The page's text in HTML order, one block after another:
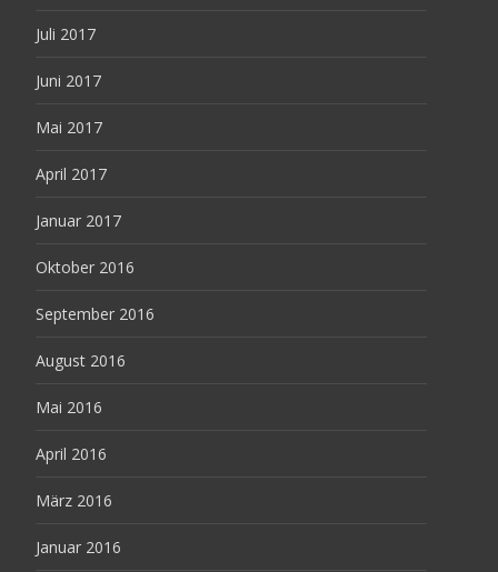
Juli 2017
Juni 2017
Mai 2017
April 2017
Januar 2017
Oktober 2016
September 2016
August 2016
Mai 2016
April 2016
März 2016
Januar 2016